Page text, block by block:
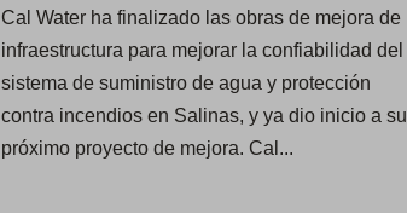
Cal Water ha finalizado las obras de mejora de
infraestructura para mejorar la confiabilidad del
sistema de suministro de agua y protección
contra incendios en Salinas, y ya dio inicio a su
próximo proyecto de mejora. Cal...